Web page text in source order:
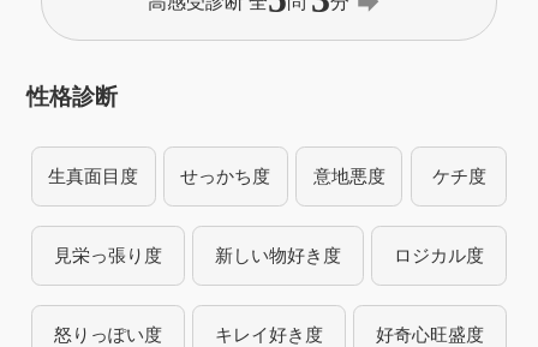
性格診断
生真面目度 せっかち度 意地悪度 ケチ度
見栄っ張り度 新しい物好き度 ロジカル度
怒りっぽい度 キレイ好き度 好奇心旺盛度